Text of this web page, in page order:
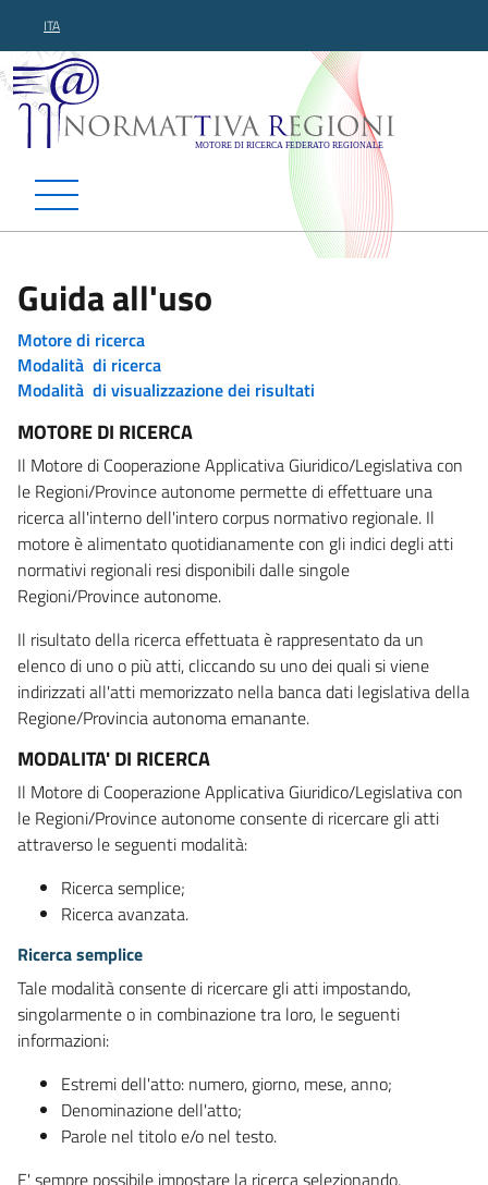
ITA
Normattiva Regioni -
Guida all'uso
Motore di ricerca
Modalità di ricerca
Modalità di visualizzazione dei risultati
MOTORE DI RICERCA
Il Motore di Cooperazione Applicativa Giuridico/Legislativa con
le Regioni/Province autonome permette di effettuare una
ricerca all'interno dell'intero corpus normativo regionale. Il
motore è alimentato quotidianamente con gli indici degli atti
normativi regionali resi disponibili dalle singole
Regioni/Province autonome.
Il risultato della ricerca effettuata è rappresentato da un
elenco di uno o più atti, cliccando su uno dei quali si viene
indirizzati all'atti memorizzato nella banca dati legislativa della
Regione/Provincia autonoma emanante.
MODALITA' DI RICERCA
Il Motore di Cooperazione Applicativa Giuridico/Legislativa con
le Regioni/Province autonome consente di ricercare gli atti
attraverso le seguenti modalità:
Ricerca semplice;
Ricerca avanzata.
Ricerca semplice
Tale modalità consente di ricercare gli atti impostando,
singolarmente o in combinazione tra loro, le seguenti
informazioni:
Estremi dell'atto: numero, giorno, mese, anno;
Denominazione dell'atto;
Parole nel titolo e/o nel testo.
E' sempre possibile impostare la ricerca selezionando,